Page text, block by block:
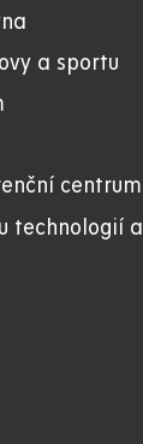
a sportu
centrum
technologií a